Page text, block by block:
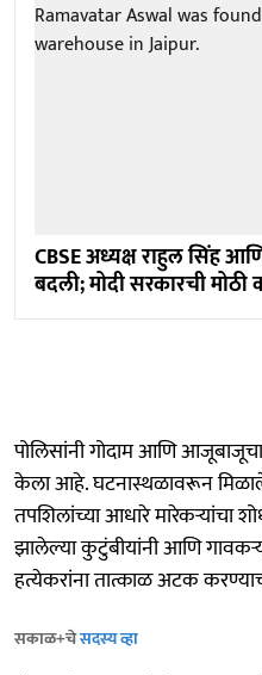
CBSE अध्यक्ष राहुल सिंह
बदली; मोदी सरकारची मोठी
पोलिसांनी गोदाम आणि
केला आहे. घटनास्थळावरून
तपशिलांच्या आधारे
झालेल्या कुटुंबीयांनी आणि
हत्येकरांना तात्काळ अटक
सकाळ+चेसदस्य व्हा